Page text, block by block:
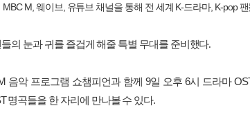
MBC M, 웨이브 유튜브 채널을 통해 전 세계 K-드라마, K-pop팬
의 눈과 귀를 즐겁게 해줄 특별 무대를 준비했다.
음악 프로그램 쇼챔피언과 함께 9일 오후 6시 드라마
명곡들을 한 자리에 만나볼 수 있다.